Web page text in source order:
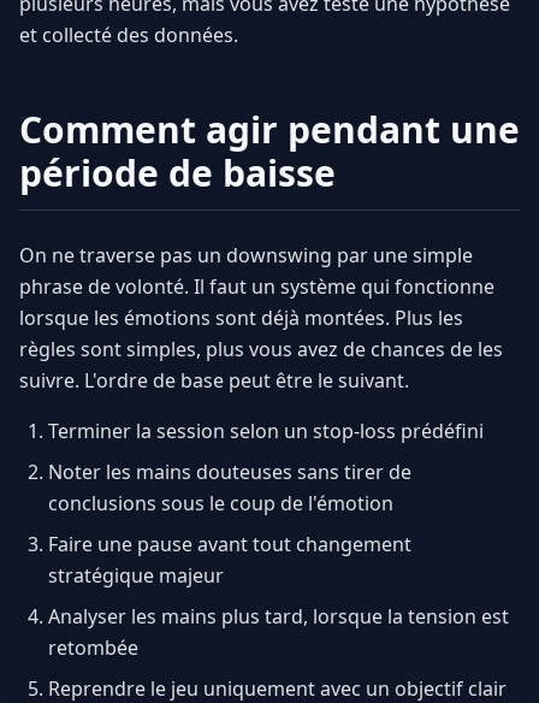
et collecté des données.
Comment agir pendant une
période de baisse
On ne traverse pas un downswing par une simple
phrase de volonté. Il faut un système qui fonctionne
lorsque les émotions sont déjà montées. Plus les
règles sont simples, plus vous avez de chances de les
suivre. L'ordre de base peut être le suivant.
Terminer la session selon un stop-loss prédéfini
Noter les mains douteuses sans tirer de
conclusions sous le coup de l'émotion
Faire une pause avant tout changement
stratégique majeur
Analyser les mains plus tard, lorsque la tension est
retombée
Reprendre le jeu uniquement avec un objectif clair